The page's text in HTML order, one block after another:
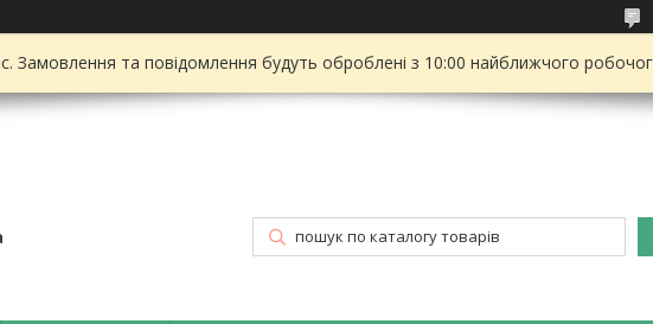
Замовлення та повідомлення будуть оброблені з 10:00 найближчого